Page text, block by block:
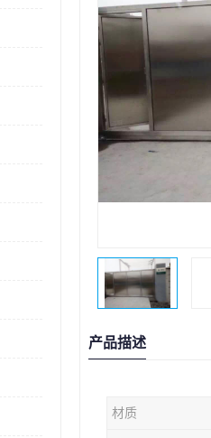
产品描述
材质